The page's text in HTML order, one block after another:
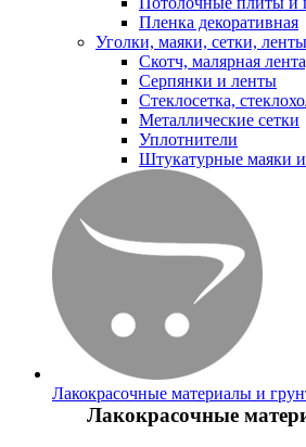
Пленка декоративная
Уголки, маяки, сетки, ленты
Скотч, малярная
Серпянки и ленты
Стеклосетка,
Металлические сетки
Уплотнители
Штукатурные маяки
Лакокрасочные материалы и
Лакокрасочные